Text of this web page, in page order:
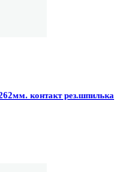
контакт рез.шпилька